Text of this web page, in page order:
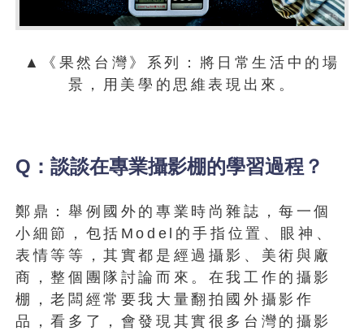
▲《果然台灣》系列：將日常生活中的場
景，用美學的思維表現出來。
Q：談談在專業攝影棚的學習過程？
鄭鼎：舉例國外的專業時尚雜誌，每一個
小細節，包括Model的手指位置、眼神、
表情等等，其實都是經過攝影、美術與廠
商，整個團隊討論而來。在我工作的攝影
棚，老闆經常要我大量翻拍國外攝影作
品，看多了，會發現其實很多台灣的攝影